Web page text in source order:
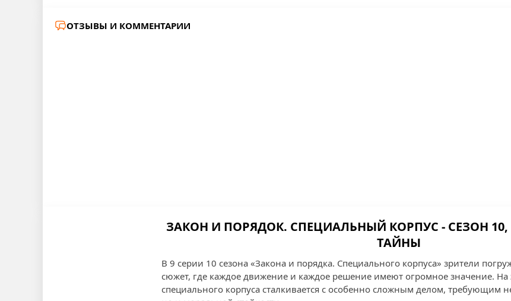
ОТЗЫВЫ И КОММЕНТАРИИ
ЗАКОН И ПОРЯДОК. СПЕЦИАЛЬНЫЙ КОРПУС - СЕЗОН 10,
ТАЙНЫ
В 9 серии 10 сезона «Закона и порядка. Специального корпуса» зрители
сюжет, где каждое движение и каждое решение имеют огромное значение. На
специального корпуса сталкивается с особенно сложным делом, требующим